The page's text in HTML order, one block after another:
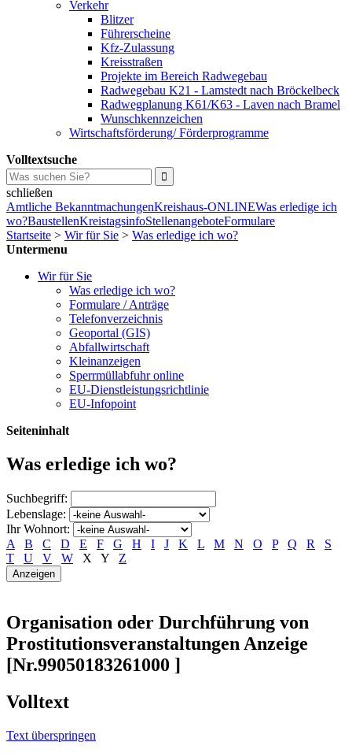
Verkehr
Blitzer
Führerscheine
Kfz-Zulassung
Kreisstraßen
Projekte im Bereich Radwegebau
Radwegebau K21 - Lamstedt nach Bröckelbeck
Radwegplanung K61/K63 - Laven nach Bramel
Wunschkennzeichen
Wirtschaftsförderung/ Förderprogramme
Volltextsuche
schließen
Amtliche BekanntmachungenKreishaus-ONLINEWas erledige ich
wo?BaustellenKreistagsinfoStellenangeboteFormulare
Startseite > Wir für Sie > Was erledige ich wo?
Untermenu
Wir für Sie
Was erledige ich wo?
Formulare / Anträge
Telefonverzeichnis
Geoportal (GIS)
Abfallwirtschaft
Kleinanzeigen
Sperrmüllabfuhr online
EU-Dienstleistungsrichtlinie
EU-Infopoint
Seiteninhalt
Was erledige ich wo?
Suchbegriff:
Lebenslage:
Ihr Wohnort:
A
B C D E F G H I J K L M N O P Q R
S
T
U V W X Y Z
Organisation oder Durchführung von
Prostitutionsveranstaltungen Anzeige
[Nr.99050183261000 ]
Volltext
Text überspringen